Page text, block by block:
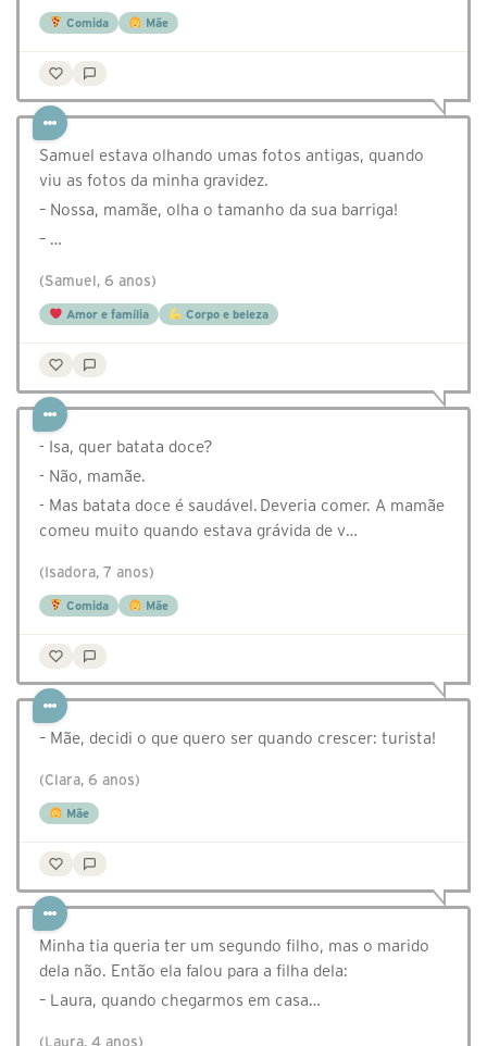
Comida Mãe
Samuel estava olhando umas fotos antigas, quando
viu as fotos da minha gravidez.
– Nossa, mamãe, olha o tamanho da sua barriga!
– …
(Samuel, 6 anos)
Amor e família Corpo e beleza
- Isa, quer batata doce?
- Não, mamãe.
- Mas batata doce é saudável. Deveria comer. A mamãe
comeu muito quando estava grávida de v…
(Isadora, 7 anos)
Comida Mãe
– Mãe, decidi o que quero ser quando crescer: turista!
(Clara, 6 anos)
Mãe
Minha tia queria ter um segundo filho, mas o marido
dela não. Então ela falou para a filha dela:
– Laura, quando chegarmos em casa…
(Laura, 4 anos)